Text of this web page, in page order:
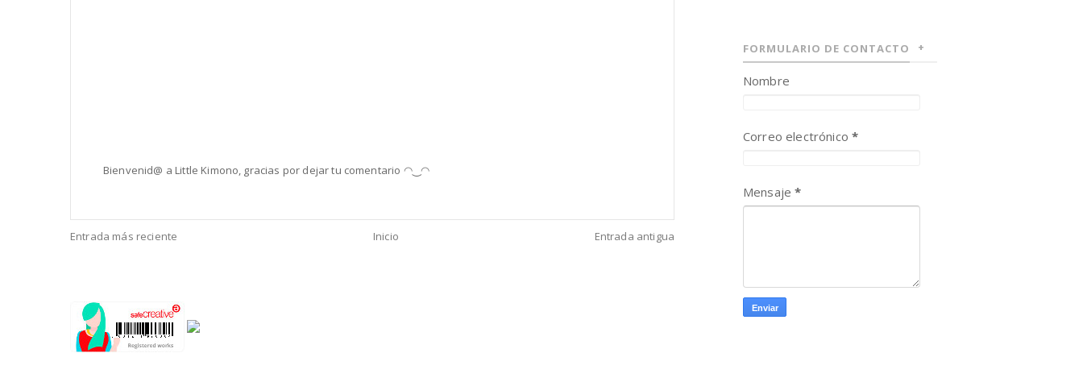
Bienvenid@ a Little Kimono, gracias por dejar tu comentario ◠‿◠
Entrada más reciente Inicio Entrada antigua
FORMULARIO DE CONTACTO
Nombre
Correo electrónico*
Mensaje*